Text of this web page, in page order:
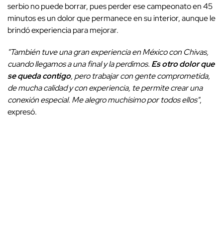
serbio no puede borrar, pues perder ese campeonato en 45
minutos es un dolor que permanece en su interior, aunque le
brindó experiencia para mejorar.
"También tuve una gran experiencia en México con Chivas,
cuando llegamos a una final y la perdimos. Es otro dolor que
se queda contigo, pero trabajar con gente comprometida,
de mucha calidad y con experiencia, te permite crear una
conexión especial. Me alegro muchísimo por todos ellos",
expresó.